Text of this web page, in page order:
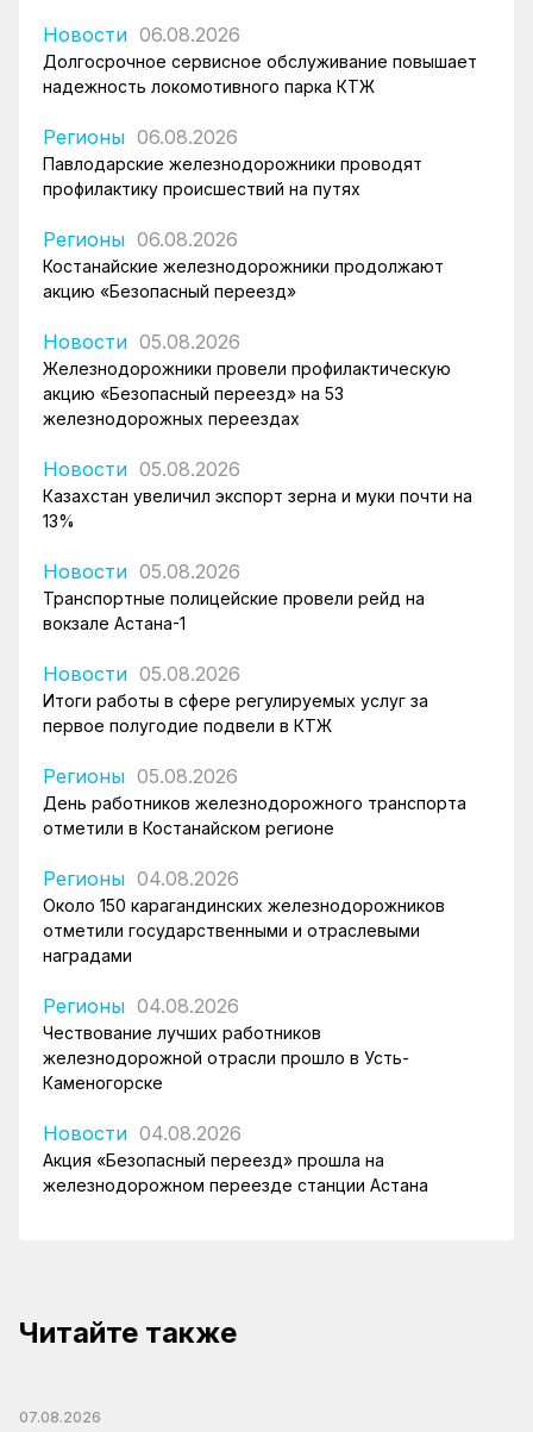
Новости 06.08.2026
Долгосрочное сервисное обслуживание повышает
надежность локомотивного парка КТЖ
Регионы 06.08.2026
Павлодарские железнодорожники проводят
профилактику происшествий на путях
Регионы 06.08.2026
Костанайские железнодорожники продолжают
акцию «Безопасный переезд»
Новости 05.08.2026
Железнодорожники провели профилактическую
акцию «Безопасный переезд» на 53
железнодорожных переездах
Новости 05.08.2026
Казахстан увеличил экспорт зерна и муки почти на
13%
Новости 05.08.2026
Транспортные полицейские провели рейд на
вокзале Астана-1
Новости 05.08.2026
Итоги работы в сфере регулируемых услуг за
первое полугодие подвели в КТЖ
Регионы 05.08.2026
День работников железнодорожного транспорта
отметили в Костанайском регионе
Регионы 04.08.2026
Около 150 карагандинских железнодорожников
отметили государственными и отраслевыми
наградами
Регионы 04.08.2026
Чествование лучших работников
железнодорожной отрасли прошло в Усть-
Каменогорске
Новости 04.08.2026
Акция «Безопасный переезд» прошла на
железнодорожном переезде станции Астана
Читайте также
07.08.2026